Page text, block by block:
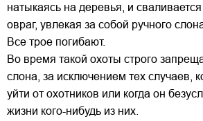
натыкаясь на деревья, и
овраг, увлекая за собой ручного
Все трое погибают.
Во время такой охоты строго
слона, за исключением тех случаев,
уйти от охотников или когда он
жизни кого-нибудь из них.